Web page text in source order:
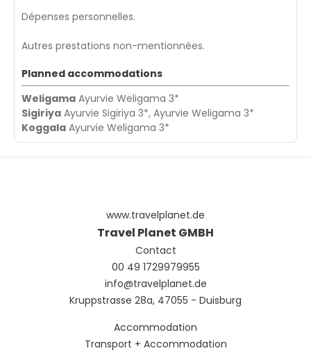
Dépenses personnelles.
Autres prestations non-mentionnées.
Planned accommodations
Weligama Ayurvie Weligama 3*
Sigiriya Ayurvie Sigiriya 3*, Ayurvie Weligama 3*
Koggala Ayurvie Weligama 3*
www.travelplanet.de
Travel Planet GMBH
Contact
00 49 1729979955
info@travelplanet.de
Kruppstrasse 28a, 47055 - Duisburg
Accommodation
Transport + Accommodation